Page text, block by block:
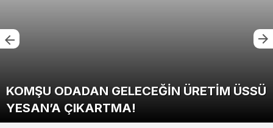
KOMŞU ODADAN GELECEĞİN ÜRETİM ÜSSÜ
YESAN’A ÇIKARTMA!